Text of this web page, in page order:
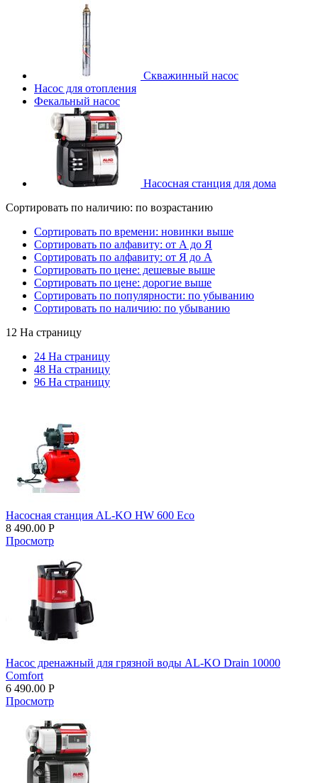
Скважинный насос
Насос для отопления
Фекальный насос
Насосная станция для дома
Сортировать по наличию: по возрастанию
Сортировать по времени: новинки выше
Сортировать по алфавиту: от А до Я
Сортировать по алфавиту: от Я до А
Сортировать по цене: дешевые выше
Сортировать по цене: дорогие выше
Сортировать по популярности: по убыванию
Сортировать по наличию: по убыванию
12 На страницу
24 На страницу
48 На страницу
96 На страницу
Насосная станция AL-KO HW 600 Eco
8 490.00 Р
Просмотр
Насос дренажный для грязной воды AL-KO Drain 10000
Comfort
6 490.00 Р
Просмотр